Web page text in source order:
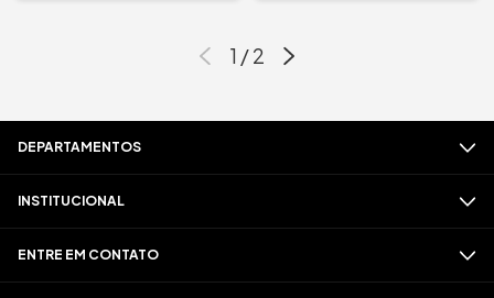
1 /2
DEPARTAMENTOS
INSTITUCIONAL
ENTRE EM CONTATO